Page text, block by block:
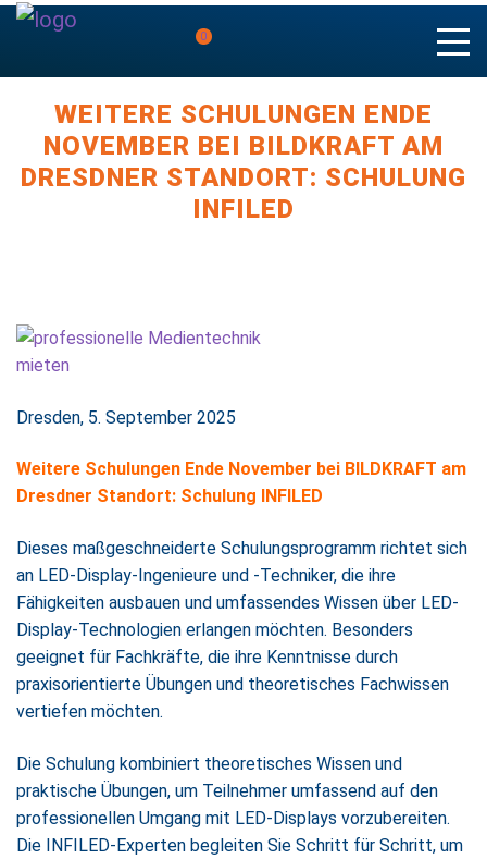
0
WEITERE SCHULUNGEN ENDE
NOVEMBER BEI BILDKRAFT AM
DRESDNER STANDORT: SCHULUNG
INFILED
Dresden, 5. September 2025
Weitere Schulungen Ende November bei BILDKRAFT am
Dresdner Standort: Schulung INFILED
Dieses maßgeschneiderte Schulungsprogramm richtet sich
an LED-Display-Ingenieure und -Techniker, die ihre
Fähigkeiten ausbauen und umfassendes Wissen über LED-
Display-Technologien erlangen möchten. Besonders
geeignet für Fachkräfte, die ihre Kenntnisse durch
praxisorientierte Übungen und theoretisches Fachwissen
vertiefen möchten.
Die Schulung kombiniert theoretisches Wissen und
praktische Übungen, um Teilnehmer umfassend auf den
professionellen Umgang mit LED-Displays vorzubereiten.
Die INFILED-Experten begleiten Sie Schritt für Schritt, um